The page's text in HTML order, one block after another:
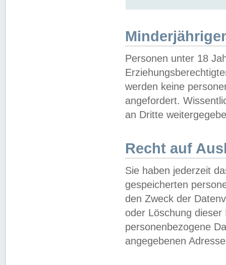
Personen unter 18
werden keine
angefordert.
an Dritte
Recht auf
Sie haben jederzeit
gespeicherten
den Zweck der
oder Löschung
personenbezogene
angegebenen